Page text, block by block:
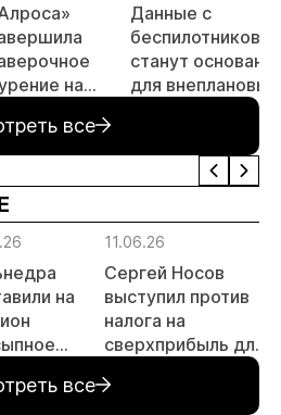
на
Данные с
беспилотников
станут
для внеплановых
все
на
Сударь»
11.06.26
Сергей Носов
выступил против
налога на
сверхприбыль для
золотодобытчиков
все